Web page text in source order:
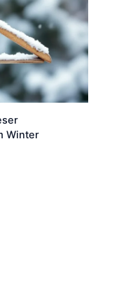
Winter